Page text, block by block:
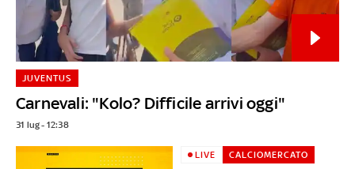
Carnevali: "Kolo? Difficile arrivi oggi"
JUVENTUS
31 lug - 12:38
LIVE CALCIOMERCATO